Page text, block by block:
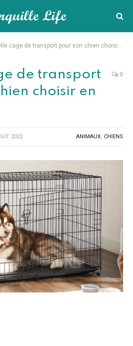
cage de transport pour son chien choisir en 2025 ?
de transport
choisir en
0
2022 ANIMAUX, CHIENS